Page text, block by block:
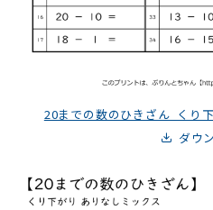
20までの数のひきざん_くり
ダウ